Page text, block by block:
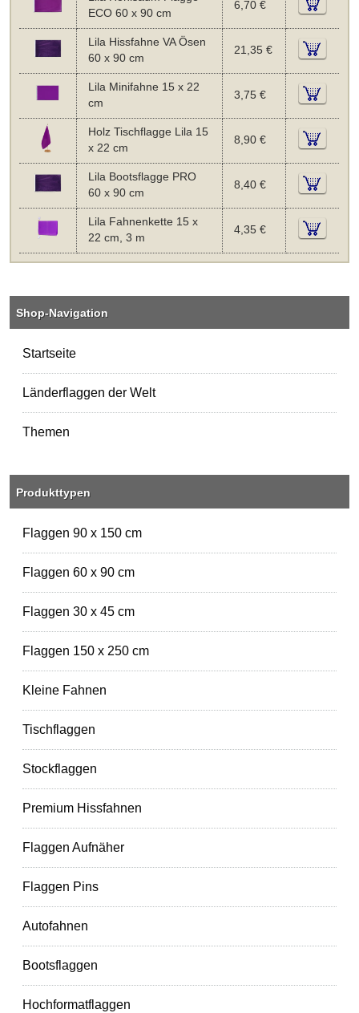
ECO 60 x 90 cm
6,70 €
Lila Hissfahne VA Ösen
60 x 90 cm
21,35 €
Lila Minifahne 15 x 22
cm
3,75 €
Holz Tischflagge Lila 15
x 22 cm
8,90 €
Lila Bootsflagge PRO
60 x 90 cm
8,40 €
Lila Fahnenkette 15 x
22 cm, 3 m
4,35 €
Shop-Navigation
Startseite
Länderflaggen der Welt
Themen
Produkttypen
Flaggen 90 x 150 cm
Flaggen 60 x 90 cm
Flaggen 30 x 45 cm
Flaggen 150 x 250 cm
Kleine Fahnen
Tischflaggen
Stockflaggen
Premium Hissfahnen
Flaggen Aufnäher
Flaggen Pins
Autofahnen
Bootsflaggen
Hochformatflaggen